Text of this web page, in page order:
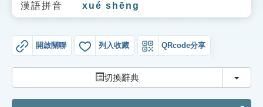
生字詞彙表
成語故事
索引選單
漢語拼音 xué shēng
開啟關聯 列入收藏 QRcode分享
切換辭典 切換